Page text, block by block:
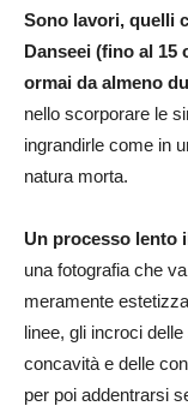
Sono lavori, quelli
Danseei (fino al 15
ormai da almeno
nello scorporare le
ingrandirle come in
natura morta.
Un processo lento
una fotografia che
meramente
linee, gli incroci
concavità e delle
per poi addentrarsi